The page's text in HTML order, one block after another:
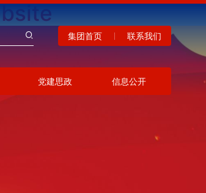
集团首页 联系我们
党建思政 信息公开